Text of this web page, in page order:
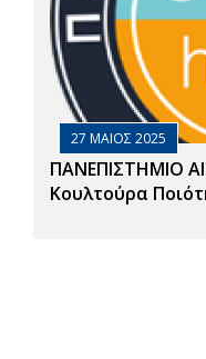
27 ΜΑΙΟΣ 2025
ΠΑΝΕΠΙΣΤΗΜΙΟ
Κουλτούρα